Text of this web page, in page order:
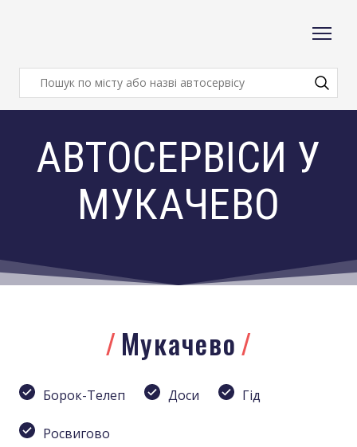
АВТОСЕРВІСИ У
МУКАЧЕВО
Мукачево
Борок-Телеп Доси Гід
Росвигово